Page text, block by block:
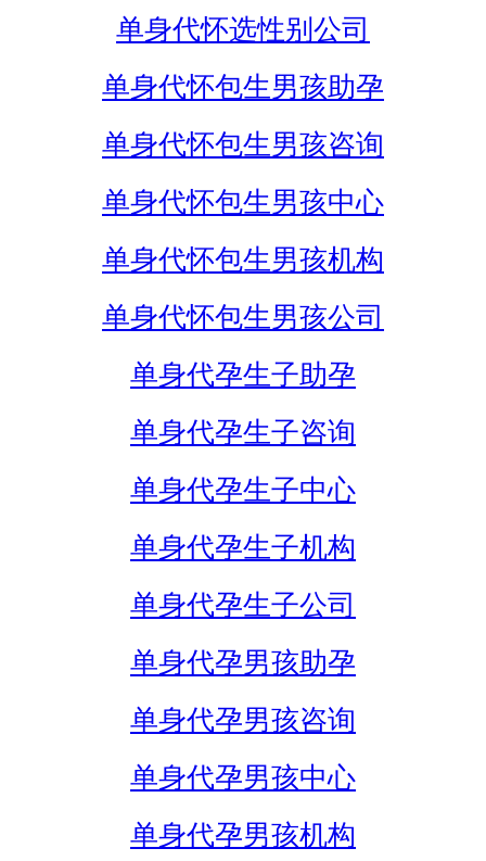
单身代怀选性别公司
单身代怀包生男孩助孕
单身代怀包生男孩咨询
单身代怀包生男孩中心
单身代怀包生男孩机构
单身代怀包生男孩公司
单身代孕生子助孕
单身代孕生子咨询
单身代孕生子中心
单身代孕生子机构
单身代孕生子公司
单身代孕男孩助孕
单身代孕男孩咨询
单身代孕男孩中心
单身代孕男孩机构